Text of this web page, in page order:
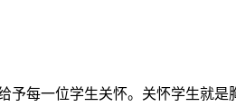
每一位学生关怀。关怀学生就